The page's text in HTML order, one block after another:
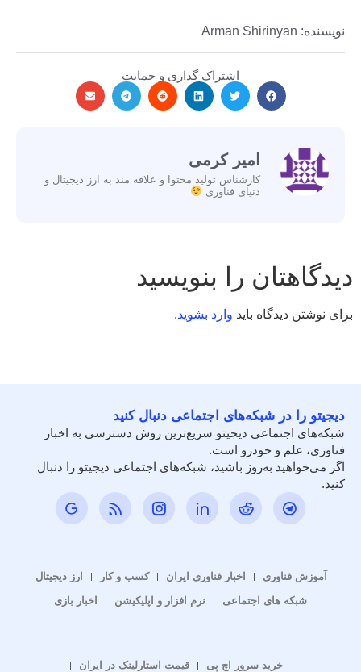
نویسنده: Arman Shirinyan
اشتراک گذاری و حمایت
امیر کرمی
کارشناس تولید محتوا و علاقه مند به ارز دیجیتال و
دنیای فناوری
دیدگاهتان را بنویسید
برای نوشتن دیدگاه باید وارد بشوید.
دیجیتو را در شبکه‌های اجتماعی دنبال کنید
شبکه‌های اجتماعی دیجیتو سریع‌ترین روش دسترسی به اخبار
فناوری، علم و خودرو است.
اگر می‌خواهید به‌روز باشید، شبکه‌های اجتماعی دیجیتو را دنبال
کنید.
آموزش فناوری اخبار فناوری ایران کسب و کار
ارز دیجیتال
شبکه های اجتماعی
نرم افزار و اپلیکیشن اخبار بازی
خرید سرور اچ پی قیمت استارلینک در ایران